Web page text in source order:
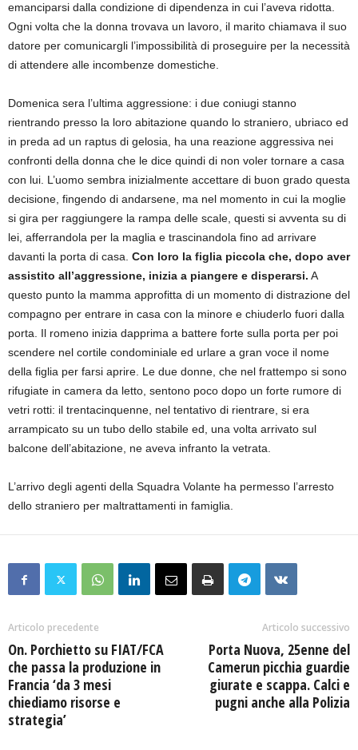
emanciparsi dalla condizione di dipendenza in cui l’aveva ridotta.
Ogni volta che la donna trovava un lavoro, il marito chiamava il suo
datore per comunicargli l’impossibilità di proseguire per la necessità
di attendere alle incombenze domestiche.
Domenica sera l’ultima aggressione: i due coniugi stanno
rientrando presso la loro abitazione quando lo straniero, ubriaco ed
in preda ad un raptus di gelosia, ha una reazione aggressiva nei
confronti della donna che le dice quindi di non voler tornare a casa
con lui. L’uomo sembra inizialmente accettare di buon grado questa
decisione, fingendo di andarsene, ma nel momento in cui la moglie
si gira per raggiungere la rampa delle scale, questi si avventa su di
lei, afferrandola per la maglia e trascinandola fino ad arrivare
davanti la porta di casa. Con loro la figlia piccola che, dopo aver
assistito all’aggressione, inizia a piangere e disperarsi. A
questo punto la mamma approfitta di un momento di distrazione del
compagno per entrare in casa con la minore e chiuderlo fuori dalla
porta. Il romeno inizia dapprima a battere forte sulla porta per poi
scendere nel cortile condominiale ed urlare a gran voce il nome
della figlia per farsi aprire. Le due donne, che nel frattempo si sono
rifugiate in camera da letto, sentono poco dopo un forte rumore di
vetri rotti: il trentacinquenne, nel tentativo di rientrare, si era
arrampicato su un tubo dello stabile ed, una volta arrivato sul
balcone dell’abitazione, ne aveva infranto la vetrata.
L’arrivo degli agenti della Squadra Volante ha permesso l’arresto
dello straniero per maltrattamenti in famiglia.
Articolo precedente
On. Porchietto su FIAT/FCA
che passa la produzione in
Francia ‘da 3 mesi
chiediamo risorse e
strategia’
Articolo successivo
Porta Nuova, 25enne del
Camerun picchia guardie
giurate e scappa. Calci e
pugni anche alla Polizia